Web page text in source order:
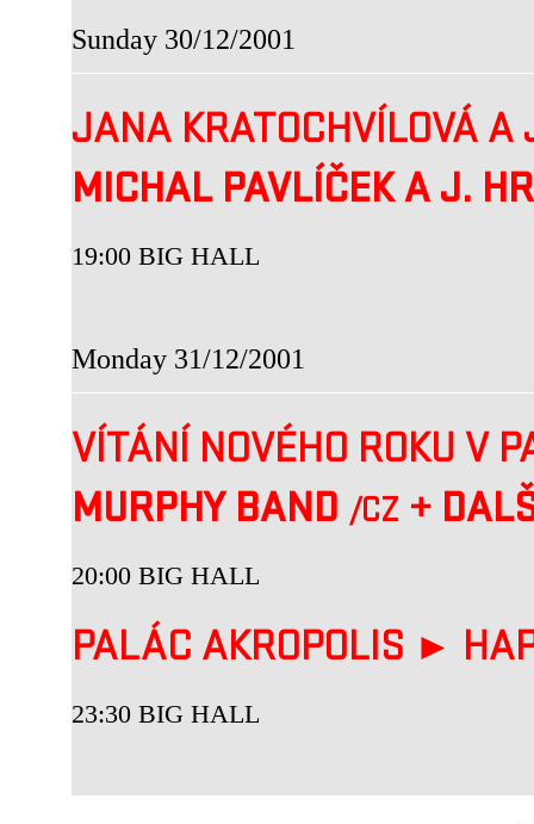
Sunday 30/12/2001
JANA KRATOCHVÍLOVÁ
MICHAL PAVLÍČEK A J.
19:00 BIG HALL
Monday 31/12/2001
VÍTÁNÍ NOVÉHO ROKU V
MURPHY BAND /CZ +
20:00 BIG HALL
PALÁC AKROPOLIS ►
23:30 BIG HALL